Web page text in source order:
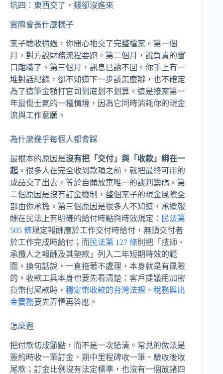
坑四：東西交了，錢卻沒進來
實際會長什麼樣子
案子驗收通過，你開心地交了完整檔案。第一個
月，對方說財務流程要跑。第二個月，說負責的窗
口離職了。第三個月，訊息已讀不回。你手上有一
堆對話紀錄，卻不知道下一步該怎麼辦，也不確定
為了這筆金額打官司到底划不划算。這是接案第一
年最傷士氣的一種情境，因為它同時消耗你的現金
流與工作意願。
為什麼幾乎每個人都會踩
最根本的原因是沒有把「交付」與「收款」綁在一
起 。很多人在完全收到款項之前，就把最終可用的
成品交了出去，等於自願放棄唯一的談判籌碼。第
二個原因是沒有訂金機制，整個案子的現金風險全
部由你承擔。第三個原因是很多人不知道，承攬報
酬在民法上有明確的給付時點與時效規定： 民法第
505 條規定報酬應於工作交付時給付，無須交付者
於工作完成時給付；而 民法第 127 條則把「技師、
承攬人之報酬及其墊款」列入二年短期時效的範
圍。換句話說，一直拖著不處理，本身就是有風險
的。收款工具本身也要先看清楚：客戶提議用加密
貨幣付尾款時， 穩定幣收款的台灣法規、稅務與出
金實務要先弄懂再答應。
怎麼避
把付款切成節點，而不是一次結清。常見的做法是
簽約時收一筆訂金、期中里程碑收一筆、驗收後收
尾款；訂金比例沒有法定標準，也沒有一個放諸四